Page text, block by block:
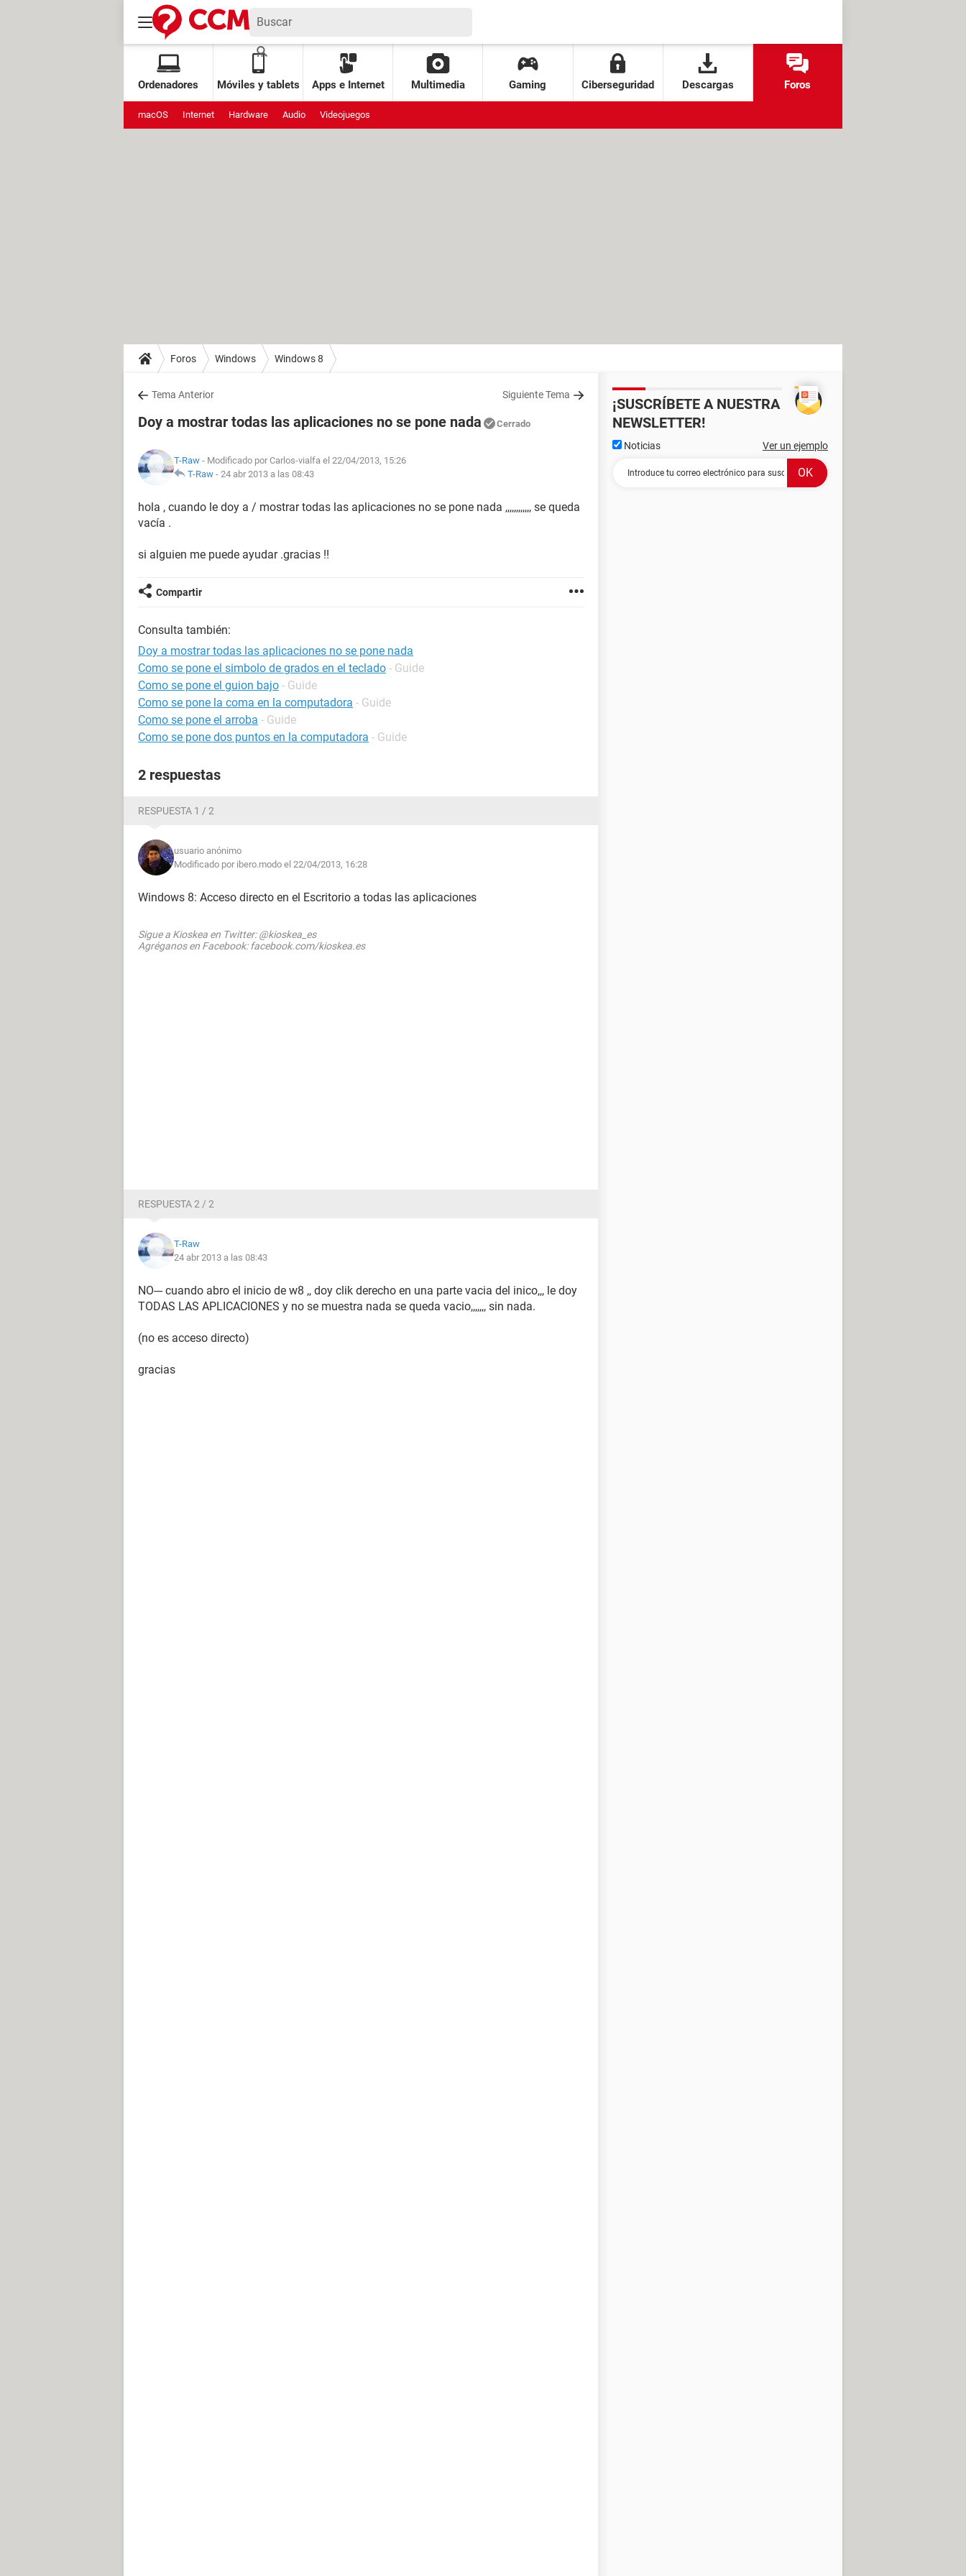
Ordenadores Móviles y tablets Apps e Internet Multimedia Gaming Ciberseguridad Descargas Foros
macOS Internet Hardware Audio Videojuegos
Foros Windows Windows 8
Tema Anterior Siguiente Tema
Doy a mostrar todas las aplicaciones no se pone nada Cerrado
T-Raw - Modificado por Carlos-vialfa el 22/04/2013, 15:26
T-Raw - 24 abr 2013 a las 08:43
hola , cuando le doy a / mostrar todas las aplicaciones no se pone nada ,,,,,,,,,,,, se queda
vacía .
si alguien me puede ayudar .gracias !!
Compartir
Consulta también:
Doy a mostrar todas las aplicaciones no se pone nada
Como se pone el simbolo de grados en el teclado - Guide
Como se pone el guion bajo - Guide
Como se pone la coma en la computadora - Guide
Como se pone el arroba - Guide
Como se pone dos puntos en la computadora - Guide
2 respuestas
RESPUESTA 1 / 2
usuario anónimo
Modificado por ibero.modo el 22/04/2013, 16:28
Windows 8: Acceso directo en el Escritorio a todas las aplicaciones
Sigue a Kioskea en Twitter: @kioskea_es
Agréganos en Facebook: facebook.com/kioskea.es
RESPUESTA 2 / 2
T-Raw
24 abr 2013 a las 08:43
NO--- cuando abro el inicio de w8 ,, doy clik derecho en una parte vacia del inico,,, le doy
TODAS LAS APLICACIONES y no se muestra nada se queda vacio,,,,,,, sin nada.
(no es acceso directo)
gracias
¡SUSCRÍBETE A NUESTRA
NEWSLETTER!
Noticias Ver un ejemplo